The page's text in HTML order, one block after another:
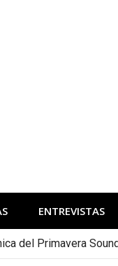
ENTREVISTAS
del Primavera